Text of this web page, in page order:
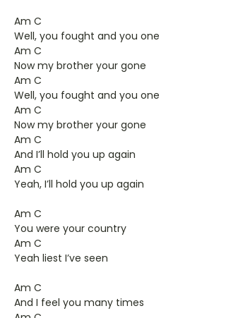
Am C
Well, you fought and you one
Am C
Now my brother your gone
Am C
Well, you fought and you one
Am C
Now my brother your gone
Am C
And I’ll hold you up again
Am C
Yeah, I’ll hold you up again
Am C
You were your country
Am C
Yeah liest I’ve seen
Am C
And I feel you many times